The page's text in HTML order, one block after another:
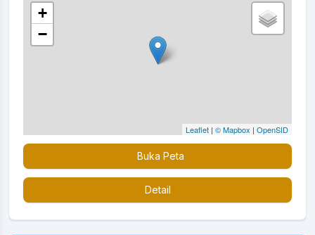
+
−
Leaflet | © Mapbox | OpenSID
Buka Peta
Detail